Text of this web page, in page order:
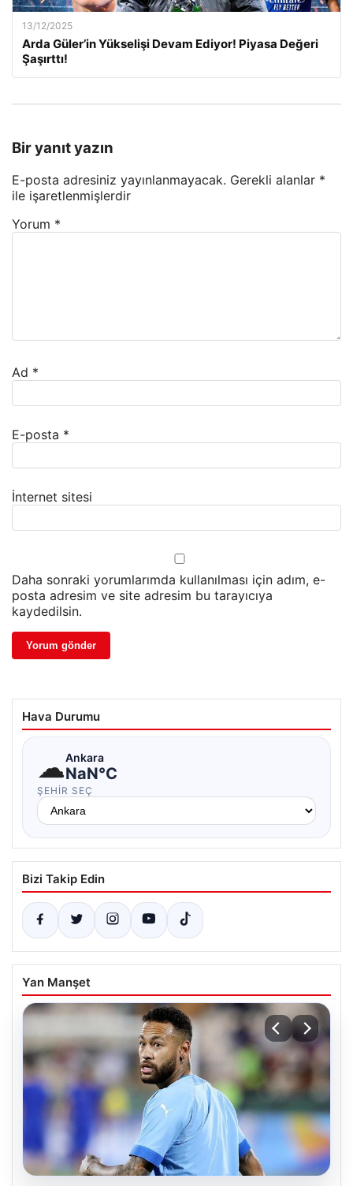
13/12/2025
Arda Güler’in Yükselişi Devam Ediyor! Piyasa Değeri
Şaşırttı!
Bir yanıt yazın
E-posta adresiniz yayınlanmayacak. Gerekli alanlar *
ile işaretlenmişlerdir
Yorum *
Ad *
E-posta *
İnternet sitesi
Daha sonraki yorumlarımda kullanılması için adım, e-
posta adresim ve site adresim bu tarayıcıya
kaydedilsin.
Hava Durumu
☁Ankara
NaN°C
ŞEHIR SEÇ
Bizi Takip Edin
Yan Manşet